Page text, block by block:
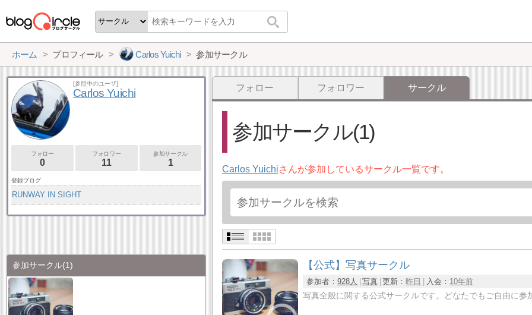
ホーム プロフィール Carlos Yuichi 参加サークル
フォロー フォロワー サークル
参加サークル(1)
Carlos Yuichiさんが参加しているサークル一覧です。
【公式】写真サークル
参加者：928人 写真 更新： 昨日 入会： 10年前
写真全般に関する公式サークルです。どなたでもご自由に参
[参照中のユーザ]
Carlos Yuichi
フォロー
0
フォロワー
11
参加サークル
1
登録ブログ
RUNWAY IN SIGHT
参加サークル(1)